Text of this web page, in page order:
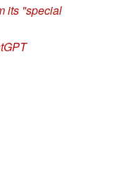
its "special